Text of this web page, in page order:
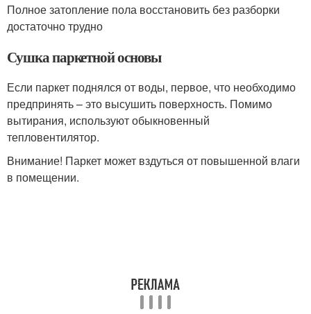
Полное затопление пола восстановить без разборки
достаточно трудно
Сушка паркетной основы
Если паркет поднялся от воды, первое, что необходимо
предпринять – это высушить поверхность. Помимо
вытирания, используют обыкновенный
тепловентилятор.
Внимание! Паркет может вздуться от повышенной влаги
в помещении.